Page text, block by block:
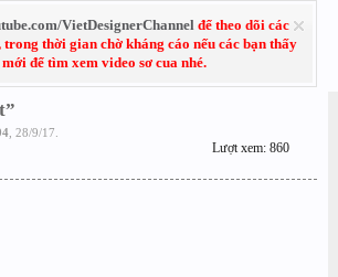
VietDesignerChannelđể theo dõi các
thời gian chờ kháng cáo nếu các bạn thấy
để tìm xem video sơ cua nhé.
, 28/9/17
Lượt xem: 860